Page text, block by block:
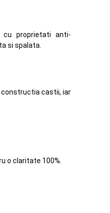
cu proprietati anti-
si spalata.
constructia castii, iar
o claritate 100%.